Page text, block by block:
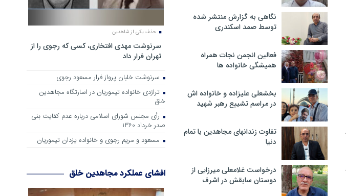
نگاهی به گزارش منتشر شده
توسط صمد اسکندری
فعالین انجمن نجات همراه
همیشگی خانواده ها
بخشعلی علیزاده و خانواده اش
در مراسم تشییع رهبر شهید
تفاوت زندانهای مجاهدین با تمام
دنیا
درخواست غلامعلی میرزایی از
دوستان سابقش در اشرف
حذف یکی از شاهدین
سرنوشت مهدی افتخاری، کسی که رجوی را از
تهران فرار داد
سرنوشت خلبان پرواز فرار مسعود رجوی
تراژدی خانواده تیموریان در اسارتگاه مجاهدین
خلق
رأی مجلس شورای اسلامی درباره عدم كفایت بنی
صدر خرداد 1360
مسعود و مریم رجوی و خانواده یزدان تیموریان
افشای عملکرد مجاهدین خلق